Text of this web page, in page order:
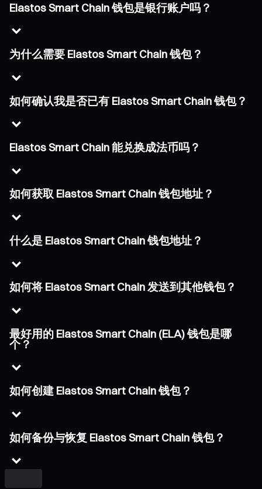
Elastos Smart Chain 钱包是银行账户吗？
为什么需要 Elastos Smart Chain 钱包？
如何确认我是否已有 Elastos Smart Chain 钱包？
Elastos Smart Chain 能兑换成法币吗？
如何获取 Elastos Smart Chain 钱包地址？
什么是 Elastos Smart Chain 钱包地址？
如何将 Elastos Smart Chain 发送到其他钱包？
最好用的 Elastos Smart Chain (ELA) 钱包是哪
个？
如何创建 Elastos Smart Chain 钱包？
如何备份与恢复 Elastos Smart Chain 钱包？